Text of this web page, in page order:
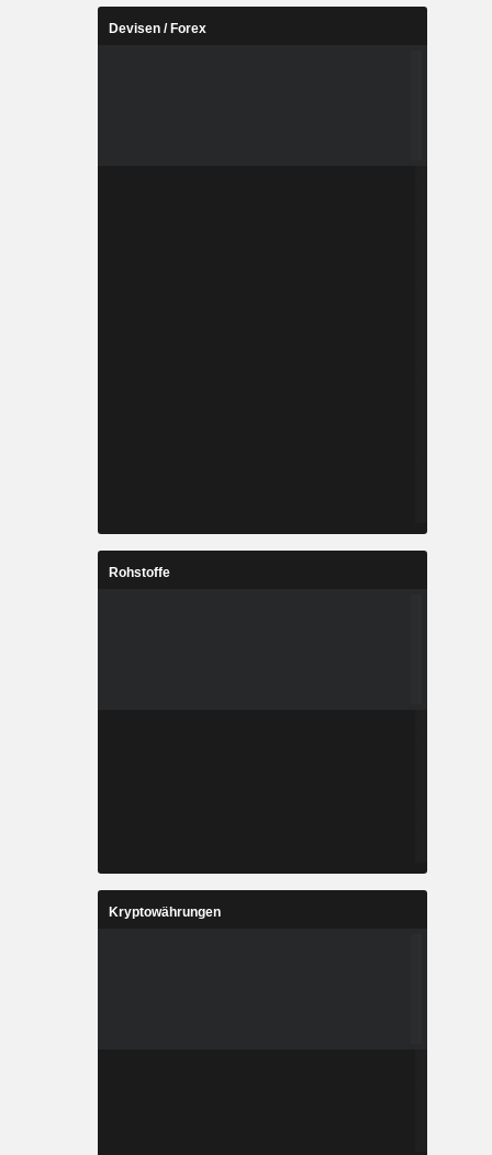
Devisen / Forex
Rohstoffe
Kryptowährungen